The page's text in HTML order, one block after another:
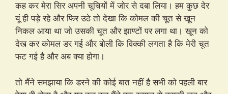
कह कर मेरा सिर अपनी चूचियों में जोर से दबा लिया। हम कुछ देर
यूं ही पड़े रहे और फिर उठे तो देखा कि कोमल की चूत से खून
निकल आया था जो उसकी चूत और झाण्टों पर लगा था। खून को
देख कर कोमल डर गई और बोली कि विक्की लगता है कि मेरी चूत
फट गई है और अब क्या होगा।
तो मैंने समझाया कि डरने की कोई बात नहीं है सभी को पहली बार